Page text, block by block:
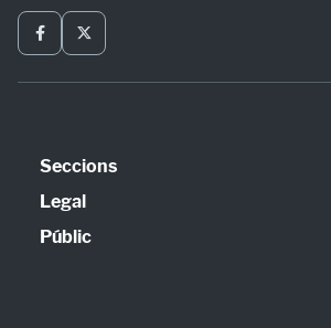
Seccions
Política
Opinió
Legal
Avís legal
Públic